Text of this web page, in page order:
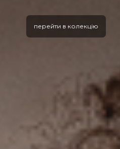
перейти в колекцію